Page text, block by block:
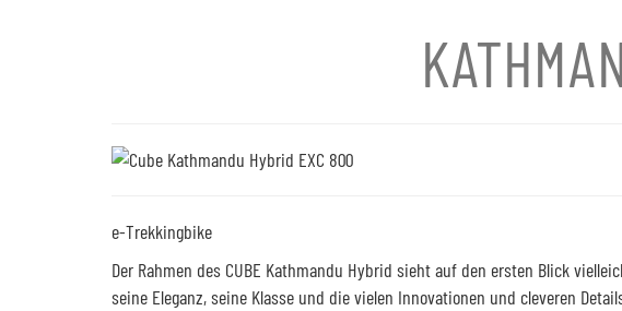
e-Trekkingbike
Der Rahmen des CUBE Kathmandu Hybrid sieht auf den ersten Blick
seine Eleganz, seine Klasse und die vielen Innovationen und cleveren